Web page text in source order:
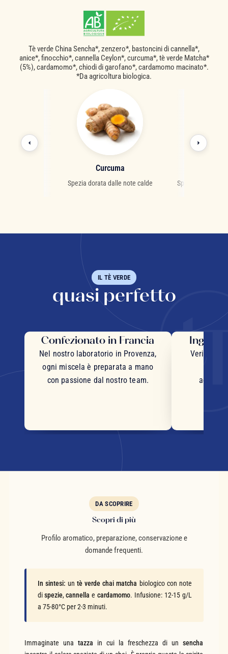
Curcuma
Spezia dorata dalle note calde Spezia orientale
Tè verde China Sencha*, zenzero*, bastoncini di cannella*,
anice*, finocchio*, cannella Ceylon*, curcuma*, tè verde Matcha*
(5%), cardamomo*, chiodi di garofano*, cardamomo macinato*.
*Da agricoltura biologica.
IL TÈ VERDE
quasi perfetto
Confezionato in Francia
Nel nostro laboratorio in Provenza,
ogni miscela è preparata a mano
con passione dal nostro team.
Veri pezzi
DA SCOPRIRE
Scopri di più
Profilo aromatico, preparazione, conservazione e
domande frequenti.
In sintesi: untè verde chai matcha biologico con note
dispezie,cannella ecardamomo. Infusione: 12-15 g/L
a 75-80°C per 2-3 minuti.
Immaginate unatazza in cui la freschezza di unsencha